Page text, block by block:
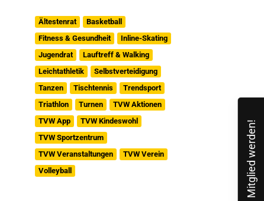
Ältestenrat
Basketball
Fitness & Gesundheit
Inline-Skating
Jugendrat
Lauftreff & Walking
Leichtathletik
Selbstverteidigung
Tanzen
Tischtennis
Trendsport
Triathlon
Turnen
TVW Aktionen
TVW App
TVW Kindeswohl
TVW Sportzentrum
TVW Veranstaltungen
TVW Verein
Volleyball
Mitglied werden!